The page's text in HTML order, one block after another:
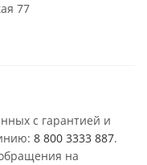
77
с гарантией и
8 800 3333 887.
на